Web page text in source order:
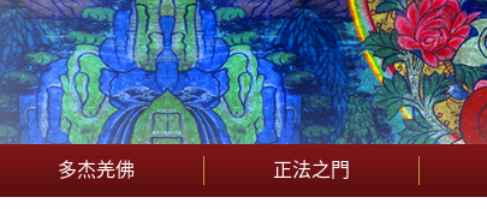
多杰羌佛 正法之門